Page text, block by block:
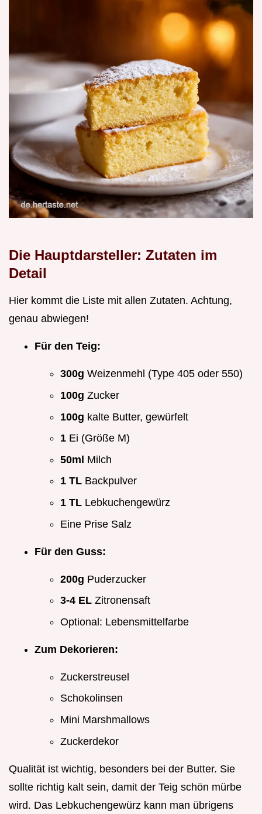
Die Hauptdarsteller: Zutaten im
Detail
Hier kommt die Liste mit allen Zutaten. Achtung,
genau abwiegen!
Für den Teig:
300g Weizenmehl (Type 405 oder 550)
100g Zucker
100g kalte Butter, gewürfelt
1 Ei (Größe M)
50ml Milch
1 TL Backpulver
1 TL Lebkuchengewürz
Eine Prise Salz
Für den Guss:
200g Puderzucker
3-4 EL Zitronensaft
Optional: Lebensmittelfarbe
Zum Dekorieren:
Zuckerstreusel
Schokolinsen
Mini Marshmallows
Zuckerdekor
Qualität ist wichtig, besonders bei der Butter. Sie
sollte richtig kalt sein, damit der Teig schön mürbe
wird. Das Lebkuchengewürz kann man übrigens